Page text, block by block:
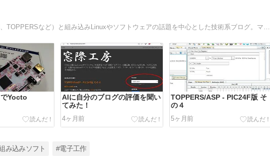
窓際プログラマーの備忘録。RTOS（μITRON、TOPPERSなど）と組み込みLinuxやソフトウェアの話題を中心とした技術系ブログ。マイナーなマイコン用のカーネルの公開とその解説など。
Yocto
AIに自分のブログの評価を聞い
てみた！
4ヶ月前
TOPPERS/ASP - PIC24F版 そ
の４
5ヶ月前
み込みソフト #電子工作